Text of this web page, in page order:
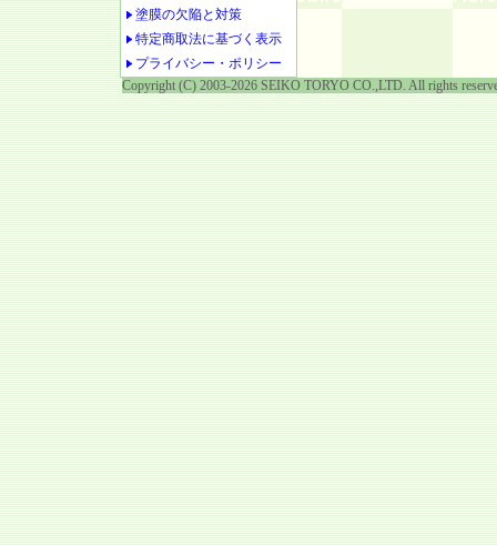
塗膜の欠陥と対策
特定商取法に基づく表示
プライバシー・ポリシー
Copyright (C) 2003-2026 SEIKO TORYO CO.,LTD. All rights